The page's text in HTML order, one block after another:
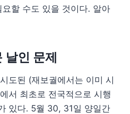
할 수도 있을 것이다. 알아
날인 문제
도된 (재보궐에서는 이미 시
서 최초로 전국적으로 시행
있다. 5월 30, 31일 양일간